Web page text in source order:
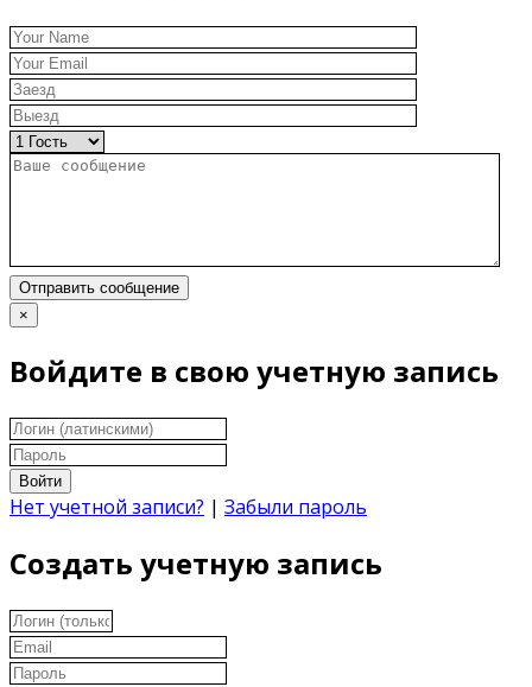
Отправить сообщение
×
Войдите в свою учетную запись
Войти
Нет учетной записи? | Забыли пароль
Создать учетную запись